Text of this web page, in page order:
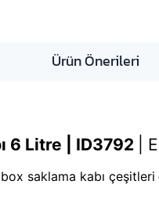
Ürün Önerileri
6 Litre | ID3792
saklama kabı çeşitleri